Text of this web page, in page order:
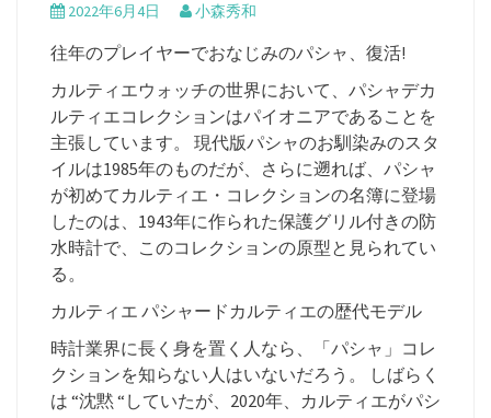
2022年6月4日 小森秀和
往年のプレイヤーでおなじみのパシャ、復活!
カルティエウォッチの世界において、パシャデカ
ルティエコレクションはパイオニアであることを
主張しています。 現代版パシャのお馴染みのスタ
イルは1985年のものだが、さらに遡れば、パシャ
が初めてカルティエ・コレクションの名簿に登場
したのは、1943年に作られた保護グリル付きの防
水時計で、このコレクションの原型と見られてい
る。
カルティエ パシャードカルティエの歴代モデル
時計業界に長く身を置く人なら、「パシャ」コレ
クションを知らない人はいないだろう。 しばらく
は “沈黙 “していたが、2020年、カルティエがパシ